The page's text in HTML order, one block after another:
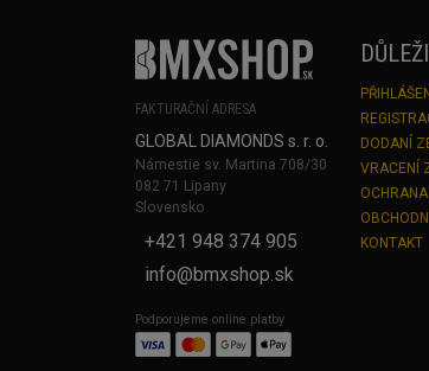
FAKTURAČNÍ ADRESA
GLOBAL DIAMONDS s. r. o.
Námestie sv. Martina 708/30
082 71 Lipany
Slovensko
+421 948 374 905
info@bmxshop.sk
Podporujeme online platby
PŘIHLÁŠENÍ
DODANÍ
VRACENÍ
KONTAKT